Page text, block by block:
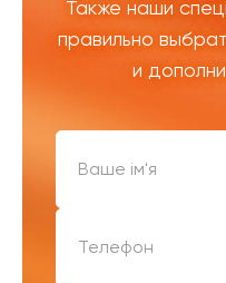
Также наши
правильно
и